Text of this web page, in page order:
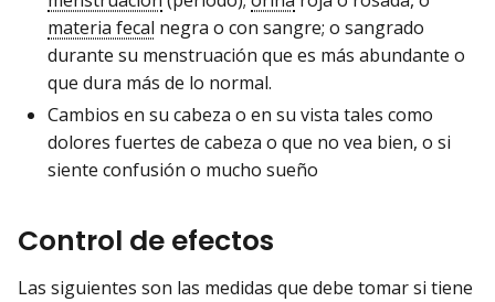
materia fecal negra o con sangre; o sangrado
durante su menstruación que es más abundante o
que dura más de lo normal.
Cambios en su cabeza o en su vista tales como
dolores fuertes de cabeza o que no vea bien, o si
siente confusión o mucho sueño
Control de efectos
Las siguientes son las medidas que debe tomar si tiene